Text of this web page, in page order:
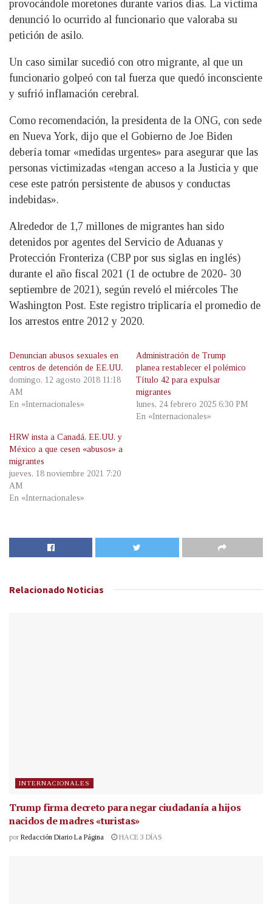
provocándole moretones durante varios días. La víctima
denunció lo ocurrido al funcionario que valoraba su
petición de asilo.
Un caso similar sucedió con otro migrante, al que un
funcionario golpeó con tal fuerza que quedó inconsciente
y sufrió inflamación cerebral.
Como recomendación, la presidenta de la ONG, con sede
en Nueva York, dijo que el Gobierno de Joe Biden
debería tomar «medidas urgentes» para asegurar que las
personas victimizadas «tengan acceso a la Justicia y que
cese este patrón persistente de abusos y conductas
indebidas».
Alrededor de 1,7 millones de migrantes han sido
detenidos por agentes del Servicio de Aduanas y
Protección Fronteriza (CBP por sus siglas en inglés)
durante el año fiscal 2021 (1 de octubre de 2020- 30
septiembre de 2021), según reveló el miércoles The
Washington Post. Este registro triplicaría el promedio de
los arrestos entre 2012 y 2020.
Denuncian abusos sexuales en
centros de detención de EE.UU.
domingo, 12 agosto 2018 11:18
AM
En «Internacionales»
Administración de Trump
planea restablecer el polémico
Título 42 para expulsar
migrantes
lunes, 24 febrero 2025 6:30 PM
En «Internacionales»
HRW insta a Canadá, EE.UU. y
México a que cesen «abusos» a
migrantes
jueves, 18 noviembre 2021 7:20
AM
En «Internacionales»
Relacionado Noticias
INTERNACIONALES
Trump firma decreto para negar ciudadanía a hijos
nacidos de madres «turistas»
por Redacción Diario La Página HACE 3 DÍAS